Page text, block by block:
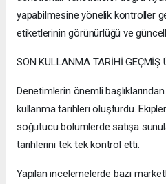
yapabilmesine yönelik kontroller
etiketlerinin görünürlüğü ve
SON KULLANMA TARİHİ GEÇMİŞ
Denetimlerin önemli
kullanma tarihleri oluşturdu.
soğutucu bölümlerde satışa
tarihlerini tek tek kontrol etti.
Yapılan incelemelerde bazı